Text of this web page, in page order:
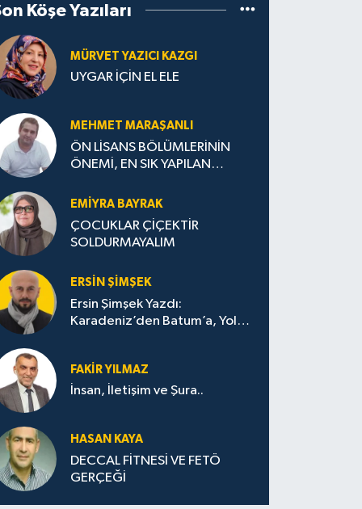
Köşe Yazıları
MÜRVET YAZICI KAZGI
UYGAR İÇİN EL ELE
MEHMET MARAŞANLI
ÖN LİSANS BÖLÜMLERİNİN
ÖNEMİ, EN SIK YAPILAN
STRATEJİLERİ
EMIYRA BAYRAK
ÇOCUKLAR ÇİÇEKTİR
SOLDURMAYALIM
ERSIN ŞIMŞEK
Ersin Şimşek Yazdı:
Karadeniz’den Batum’a, Yolun
FAKIR YILMAZ
İnsan, İletişim ve Şura..
HASAN KAYA
DECCAL FİTNESİ VE FETÖ
GERÇEĞİ